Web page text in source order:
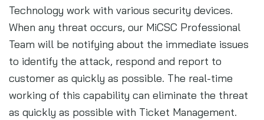
Technology work with various security devices.
When any threat occurs, our MiCSC Professional
Team will be notifying about the immediate issues
to identify the attack, respond and report to
customer as quickly as possible. The real-time
working of this capability can eliminate the threat
as quickly as possible with Ticket Management.